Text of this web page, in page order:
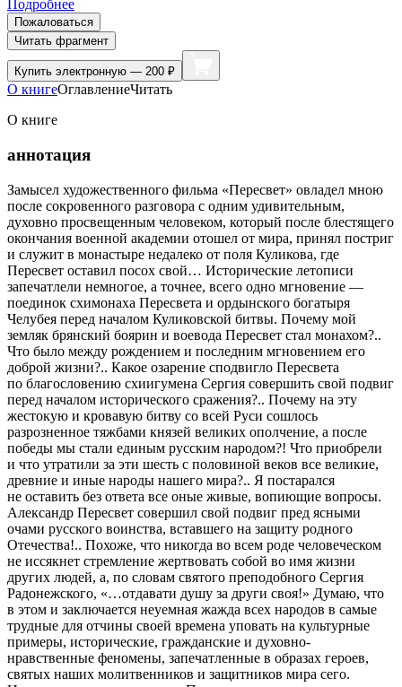
Подробнее
Пожаловаться
Читать фрагмент
Купить электронную — 200 ₽
О книгеОглавлениеЧитать
О книге
аннотация
Замысел художественного фильма «Пересвет» овладел мною
после сокровенного разговора с одним удивительным,
духовно просвещенным человеком, который после блестящего
окончания военной академии отошел от мира, принял постриг
и служит в монастыре недалеко от поля Куликова, где
Пересвет оставил посох свой… Исторические летописи
запечатлели немногое, а точнее, всего одно мгновение —
поединок схимонаха Пересвета и ордынского богатыря
Челубея перед началом Куликовской битвы. Почему мой
земляк брянский боярин и воевода Пересвет стал монахом?..
Что было между рождением и последним мгновением его
доброй жизни?.. Какое озарение сподвигло Пересвета
по благословению схиигумена Сергия совершить свой подвиг
перед началом исторического сражения?.. Почему на эту
жестокую и кровавую битву со всей Руси сошлось
разрозненное тяжбами князей великих ополчение, а после
победы мы стали единым русским народом?! Что приобрели
и что утратили за эти шесть с половиной веков все великие,
древние и иные народы нашего мира?.. Я постарался
не оставить без ответа все оные живые, вопиющие вопросы.
Александр Пересвет совершил свой подвиг пред ясными
очами русского воинства, вставшего на защиту родного
Отечества!.. Похоже, что никогда во всем роде человеческом
не иссякнет стремление жертвовать собой во имя жизни
других людей, а, по словам святого преподобного Сергия
Радонежского, «…отдавати душу за други своя!» Думаю, что
в этом и заключается неуемная жажда всех народов в самые
трудные для отчины своей времена уповать на культурные
примеры, исторические, гражданские и духовно-
нравственные феномены, запечатленные в образах героев,
святых наших молитвенников и защитников мира сего.